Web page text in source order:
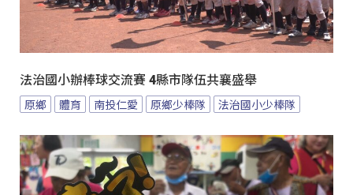
法治國小辦棒球交流賽 4縣市隊伍共襄盛舉
原鄉 體育 南投仁愛 原鄉少棒隊 法治國小少棒隊